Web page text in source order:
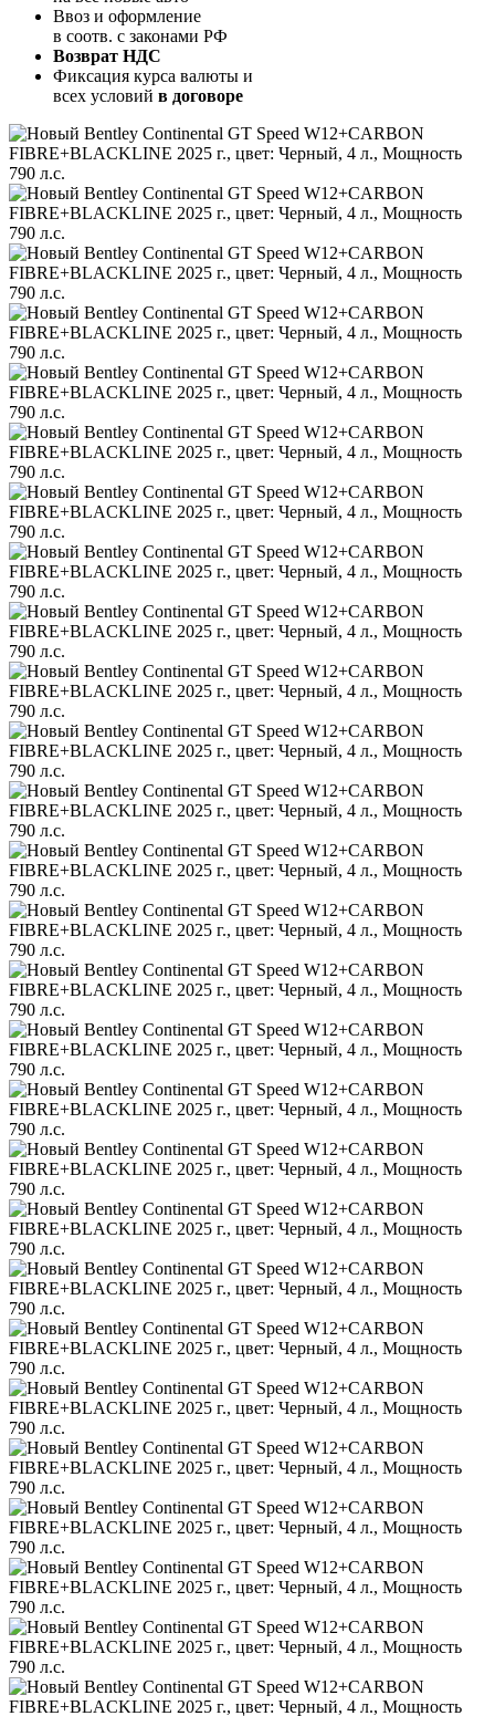
Ввоз и оформление
в соотв. с законами РФ
Возврат НДС
Фиксация курса валюты и
всех условий в договоре